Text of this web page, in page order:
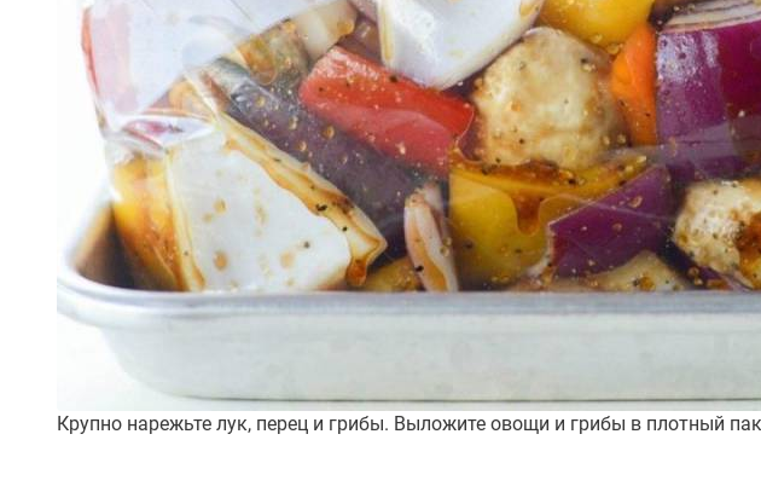
Крупно нарежьте лук, перец и грибы. Выложите овощи и грибы в плотный